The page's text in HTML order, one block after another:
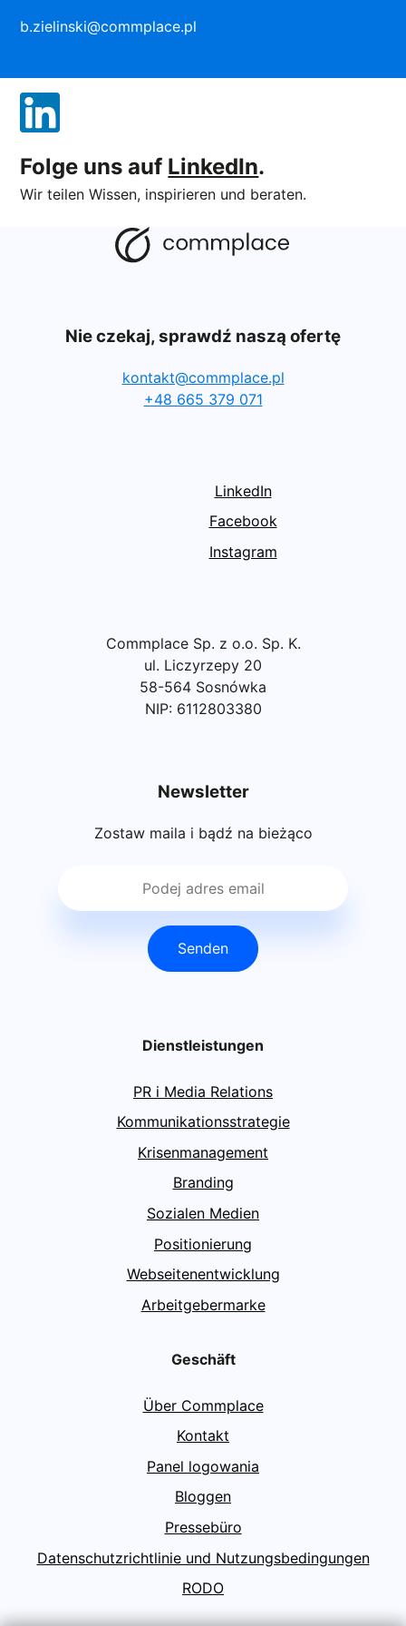
b.zielinski@commplace.pl
Folge uns auf LinkedIn.
Wir teilen Wissen, inspirieren und beraten.
Nie czekaj, sprawdź naszą ofertę
kontakt@commplace.pl
+48 665 379 071
LinkedIn
Facebook
Instagram
Commplace Sp. z o.o. Sp. K.
ul. Liczyrzepy 20
58-564 Sosnówka
NIP: 6112803380
Newsletter
Zostaw maila i bądź na bieżąco
Senden
Dienstleistungen
PR i Media Relations
Kommunikationsstrategie
Krisenmanagement
Branding
Sozialen Medien
Positionierung
Webseitenentwicklung
Arbeitgebermarke
Geschäft
Über Commplace
Kontakt
Panel logowania
Bloggen
Pressebüro
Datenschutzrichtlinie und Nutzungsbedingungen
RODO